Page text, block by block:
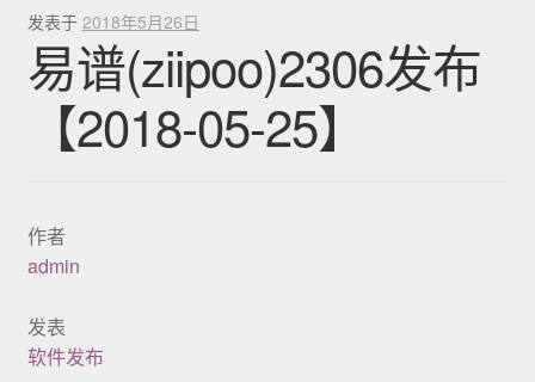
免费/收费
新手指南
发表于 2018年5月26日
易谱(ziipoo)2306发布
【2018-05-25】
作者
admin
发表
软件发布